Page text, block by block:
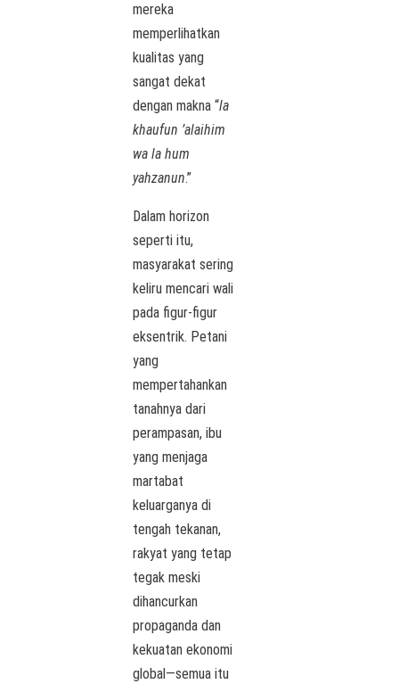
mereka
memperlihatkan
kualitas yang
sangat dekat
dengan makna “la
khaufun ’alaihim
wa la hum
yahzanun.”
Dalam horizon
seperti itu,
masyarakat sering
keliru mencari wali
pada figur-figur
eksentrik. Petani
yang
mempertahankan
tanahnya dari
perampasan, ibu
yang menjaga
martabat
keluarganya di
tengah tekanan,
rakyat yang tetap
tegak meski
dihancurkan
propaganda dan
kekuatan ekonomi
global—semua itu